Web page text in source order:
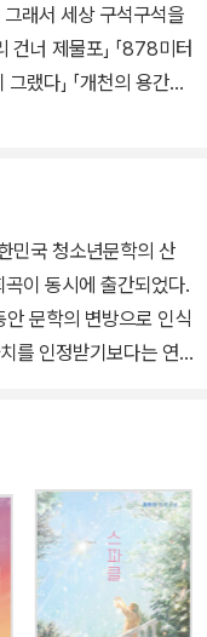
래서 세상 구석구석을
건너 제물포」 「878미터
랬다」 「개천의 용간지」
민국 청소년문학의 산
이 동시에 출간되었다.
문학의 변방으로 인식
를 인정받기보다는 연
희곡은 고대 그리스에
며 오랜 세월 변함없이
계절1318문고의 본격
적인 일이라고 할 수 있
구소’를 시작으로, 크고